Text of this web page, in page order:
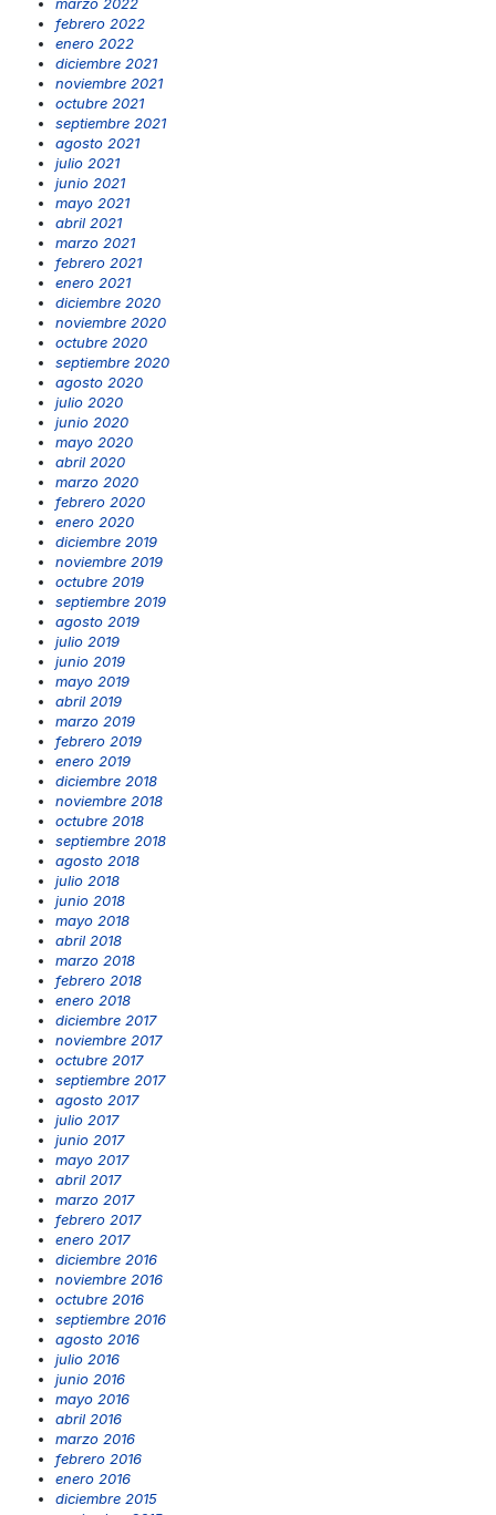
febrero 2022
enero 2022
diciembre 2021
noviembre 2021
octubre 2021
septiembre 2021
agosto 2021
julio 2021
junio 2021
mayo 2021
abril 2021
marzo 2021
febrero 2021
enero 2021
diciembre 2020
noviembre 2020
octubre 2020
septiembre 2020
agosto 2020
julio 2020
junio 2020
mayo 2020
abril 2020
marzo 2020
febrero 2020
enero 2020
diciembre 2019
noviembre 2019
octubre 2019
septiembre 2019
agosto 2019
julio 2019
junio 2019
mayo 2019
abril 2019
marzo 2019
febrero 2019
enero 2019
diciembre 2018
noviembre 2018
octubre 2018
septiembre 2018
agosto 2018
julio 2018
junio 2018
mayo 2018
abril 2018
marzo 2018
febrero 2018
enero 2018
diciembre 2017
noviembre 2017
octubre 2017
septiembre 2017
agosto 2017
julio 2017
junio 2017
mayo 2017
abril 2017
marzo 2017
febrero 2017
enero 2017
diciembre 2016
noviembre 2016
octubre 2016
septiembre 2016
agosto 2016
julio 2016
junio 2016
mayo 2016
abril 2016
marzo 2016
febrero 2016
enero 2016
diciembre 2015